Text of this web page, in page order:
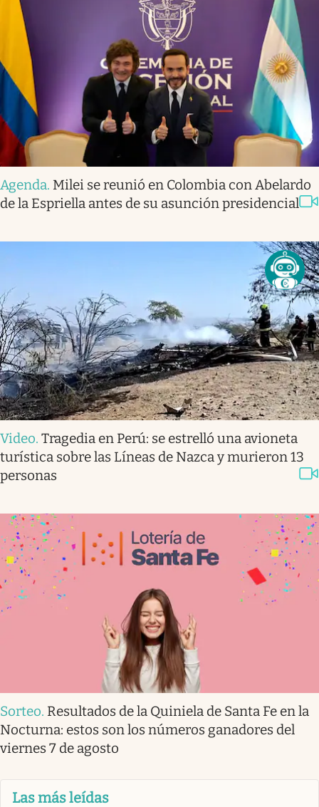
Agenda. Milei se reunió en Colombia con Abelardo
de la Espriella antes de su asunción presidencial
Video. Tragedia en Perú: se estrelló una avioneta
turística sobre las Líneas de Nazca y murieron 13
personas
Sorteo. Resultados de la Quiniela de Santa Fe en la
Nocturna: estos son los números ganadores del
viernes 7 de agosto
Las más leídas